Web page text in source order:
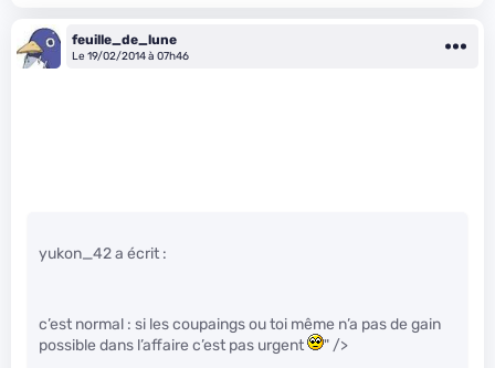
feuille_de_lune
Le 19/02/2014 à 07h46
yukon_42 a écrit :
c’est normal : si les coupaings ou toi même n’a pas de gain
possible dans l’affaire c’est pas urgent
" />